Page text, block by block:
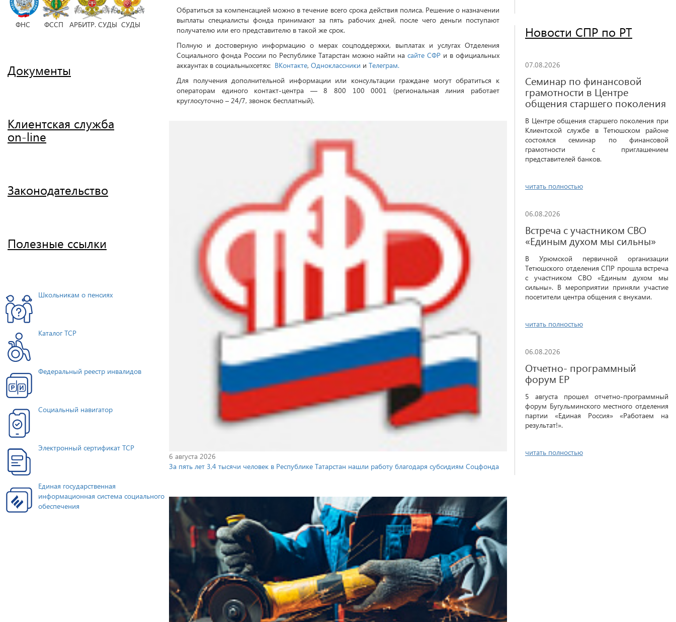
Обратиться за компенсацией можно в течение всего срока действия полиса. Решение о назначении
выплаты специалисты фонда принимают за пять рабочих дней, после чего деньги поступают
получателю или его представителю в такой же срок.
Полную и достоверную информацию о мерах соцподдержки, выплатах и услугах Отделения
Социального фонда России по Республике Татарстан можно найти насайте СФР и в официальных
аккаунтах в социальныхсетях: ВКонтакте, Одноклассники и Телеграм.
Для получения дополнительной информации или консультации граждане могут обратиться к
операторам единого контакт-центра — 8 800 100 0001 (региональная линия работает
круглосуточно – 24/7, звонок бесплатный).
6 августа 2026
За пять лет 3,4 тысячи человек в Республике Татарстан нашли работу благодаря субсидиям Соцфонда
ФНС ФССП АРБИТР. СУДЫ СУДЫ
Документы
Клиентская служба
on-line
Законодательство
Полезные ссылки
Школьникам о пенсиях
Каталог ТСР
Федеральный реестр инвалидов
Социальный навигатор
Электронный сертификат ТСР
Единая государственная
информационная система социального
обеспечения
Новости СПР по РТ
07.08.2026
Семинар по финансовой
грамотности в Центре
общения старшего поколения
В Центре общения старшего поколения при
Клиентской службе в Тетюшском районе
состоялся семинар по финансовой
грамотности с приглашением
представителей банков.
читать полностью
06.08.2026
Встреча с участником СВО
«Единым духом мы сильны»
В Урюмской первичной организации
Тетюшского отделения СПР прошла встреча
с участником СВО «Единым духом мы
сильны». В мероприятии приняли участие
посетители центра общения с внуками.
читать полностью
06.08.2026
Отчетно- программный
форум ЕР
5 августа прошел отчетно-программный
форум Бугульминского местного отделения
партии «Единая Россия» «Работаем на
результат!».
читать полностью